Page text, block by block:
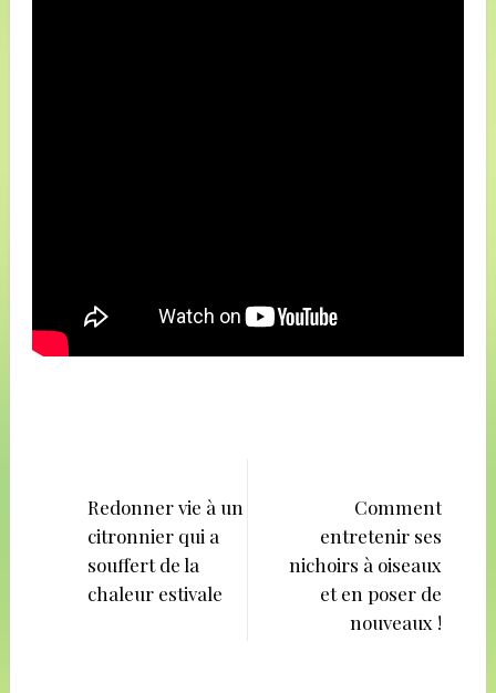
l’article
Redonner vie à un
citronnier qui a
souffert de la
chaleur estivale
Comment
entretenir ses
nichoirs à oiseaux
et en poser de
nouveaux !